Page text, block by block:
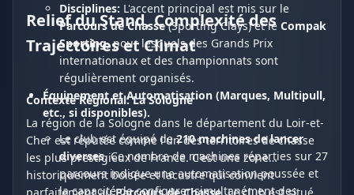
Disciplines: L'accent principal est mis sur le
Parcours de Chasse(Sporting Clays) et le Compak
Sporting, pour lesquels des Grands Prix
internationaux et des championnats sont
régulièrement organisés.
Équipement et Automatisation (Marques, Multipull,
etc., si disponibles).
Le club est équipé de210 machines de lancer
diverses. Ce nombre de machines réparties sur 27
parcours indique une automatisation poussée et
la capacité de configurer simultanément des
Relief du Stand, Complexité des
Trajectoires et Climat
Contexte Régional: La Sologne
La région de la Sologne dans le département du Loir-et-
Cher est réputée comme l'un des territoires de chasse
les plus prestigieux de France. C'est une zone
historiquement boisée et lacustre qui convient
parfaitement auParcours de Chasse. Le club est situé